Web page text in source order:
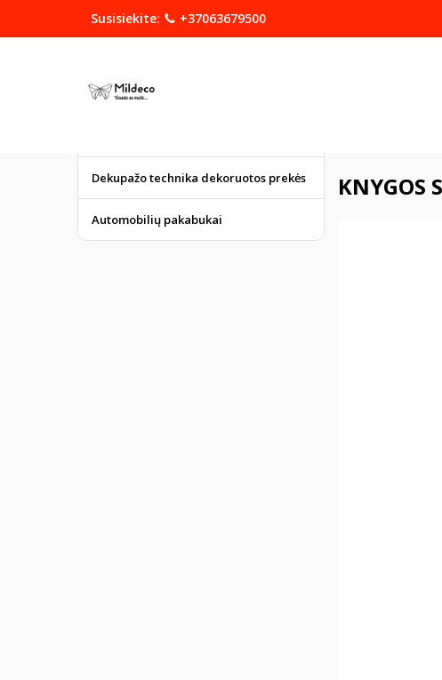
Susisiekite: +37063679500
KNYGOS
DOVANOS
Dekupažo technika dekoruotos prekės
Automobilių pakabukai